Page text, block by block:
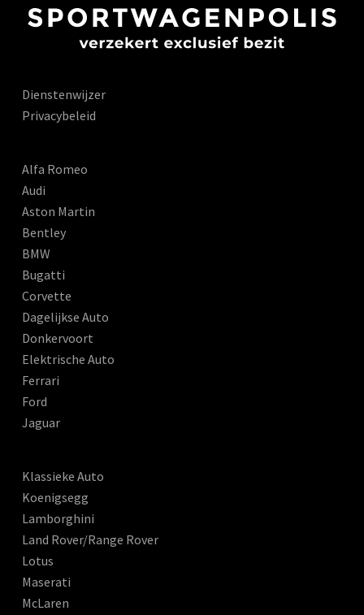
Dienstenwijzer
Privacybeleid
Alfa Romeo
Audi
Aston Martin
Bentley
BMW
Bugatti
Corvette
Dagelijkse Auto
Donkervoort
Elektrische Auto
Ferrari
Ford
Jaguar
Klassieke Auto
Koenigsegg
Lamborghini
Land Rover/Range Rover
Lotus
Maserati
McLaren